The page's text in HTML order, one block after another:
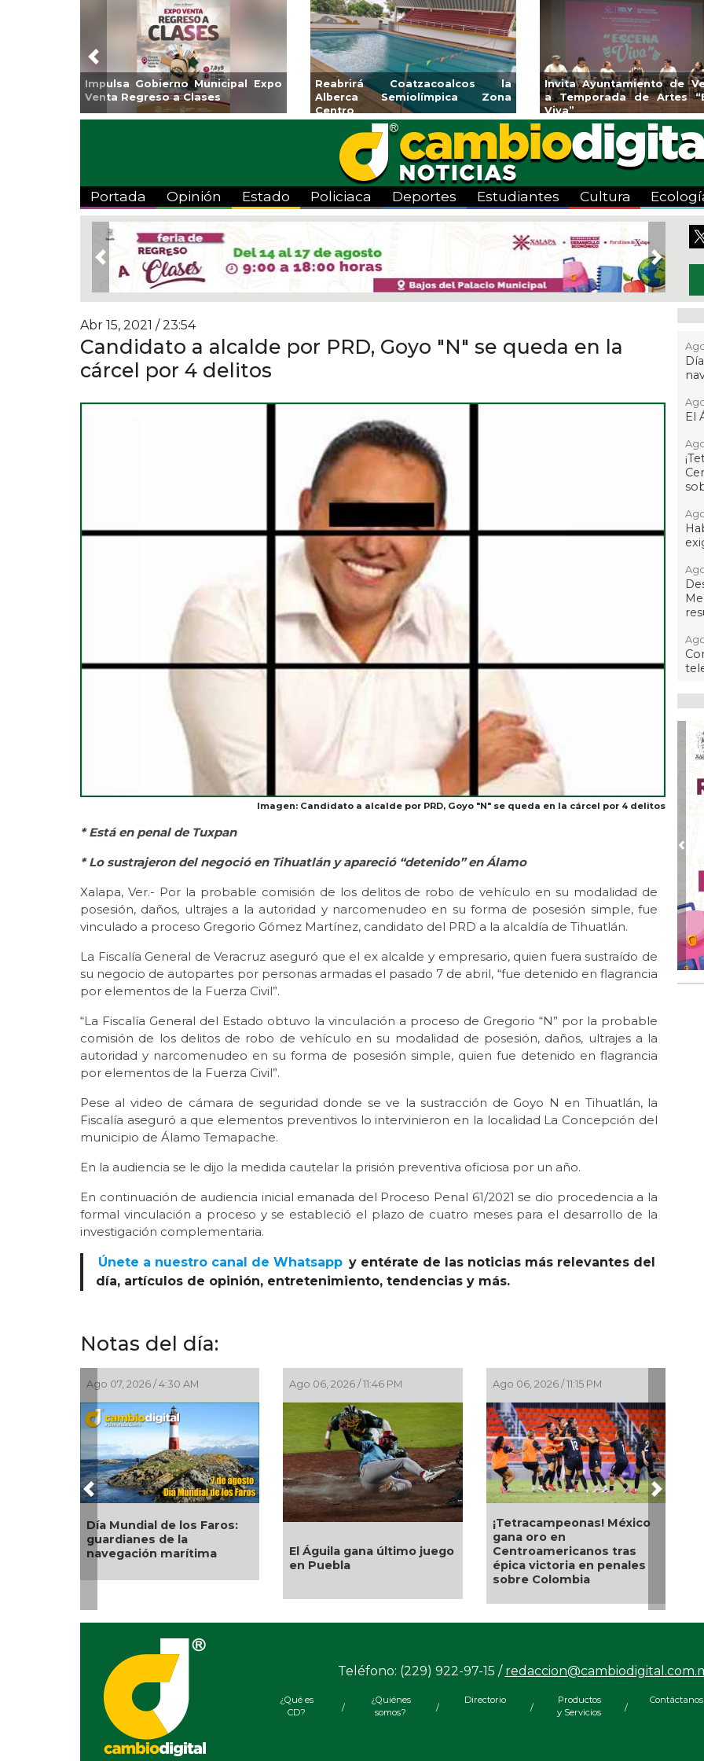
Impulsa Gobierno Municipal Expo
Venta Regreso a Clases
Reabrirá Coatzacoalcos la
Alberca Semiolímpica Zona
Centro
Invita Ayuntamiento de
a Temporada de Artes
Viva”
Previous
Portada Opinión Estado Policiaca Deportes Estudiantes Cultura
Previous Next
Abr 15, 2021 / 23:54
Candidato a alcalde por PRD, Goyo "N" se queda en la
cárcel por 4 delitos
Imagen: Candidato a alcalde por PRD, Goyo "N" se queda en la cárcel por 4 delitos
* Está en penal de Tuxpan
* Lo sustrajeron del negoció en Tihuatlán y apareció “detenido” en Álamo
Xalapa, Ver.- Por la probable comisión de los delitos de robo de vehículo en su modalidad de
posesión, daños, ultrajes a la autoridad y narcomenudeo en su forma de posesión simple, fue
vinculado a proceso Gregorio Gómez Martínez, candidato del PRD a la alcaldía de Tihuatlán.
La Fiscalía General de Veracruz aseguró que el ex alcalde y empresario, quien fuera sustraído de
su negocio de autopartes por personas armadas el pasado 7 de abril, “fue detenido en flagrancia
por elementos de la Fuerza Civil”.
“La Fiscalía General del Estado obtuvo la vinculación a proceso de Gregorio “N” por la probable
comisión de los delitos de robo de vehículo en su modalidad de posesión, daños, ultrajes a la
autoridad y narcomenudeo en su forma de posesión simple, quien fue detenido en flagrancia
por elementos de la Fuerza Civil”.
Pese al video de cámara de seguridad donde se ve la sustracción de Goyo N en Tihuatlán, la
Fiscalía aseguró a que elementos preventivos lo intervinieron en la localidad La Concepción del
municipio de Álamo Temapache.
En la audiencia se le dijo la medida cautelar la prisión preventiva oficiosa por un año.
En continuación de audiencia inicial emanada del Proceso Penal 61/2021 se dio procedencia a la
formal vinculación a proceso y se estableció el plazo de cuatro meses para el desarrollo de la
investigación complementaria.
Únete a nuestro canal de Whatsapp y entérate de las noticias más relevantes del
día, artículos de opinión, entretenimiento, tendencias y más.
Notas del día:
Ago 07, 2026 / 4:30 AM
Día Mundial de los Faros:
guardianes de la
navegación marítima
Ago 06, 2026 / 11:46 PM
El Águila gana último juego
en Puebla
Ago 06, 2026 / 11:15 PM
¡Tetracampeonas! México
gana oro en
Centroamericanos tras
épica victoria en penales
sobre Colombia
Previous Next
El
Teléfono: (229) 922-97-15 /
¿Qué es
CD?
/
¿Quiénes
somos?
/
Directorio
/
Productos
y Servicios
/
Contáctanos